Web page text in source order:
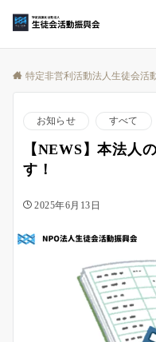
特定非営利活動法人生徒会活
お知らせ すべて
【NEWS】本法人
す！
2025年6月13日